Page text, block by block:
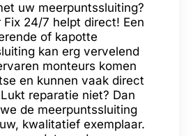
uw meerpuntssluiting?
Fix 24/7 helpt direct! Een
of kapotte
kan erg vervelend
monteurs komen
en kunnen vaak direct
reparatie niet? Dan
de meerpuntssluiting
kwalitatief exemplaar.